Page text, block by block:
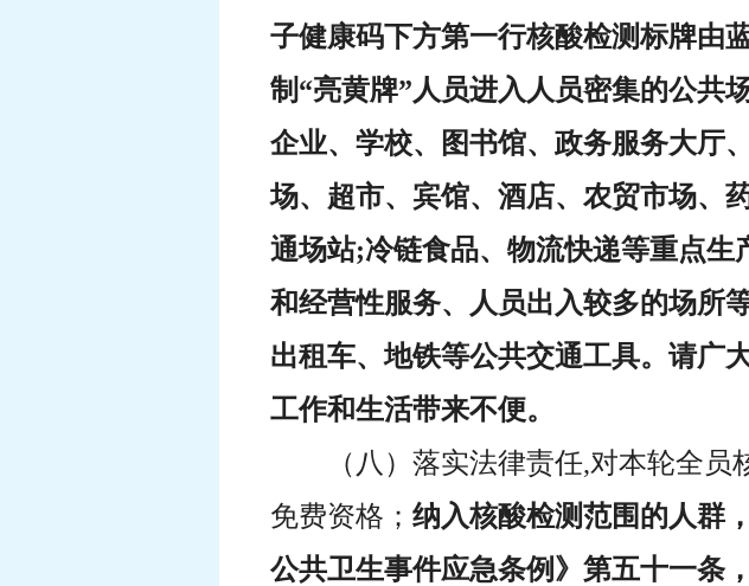
子健康码下方第一行核酸检测标牌由
制“亮黄牌”人员进入人员密集的公共
企业、学校、图书馆、政务服务大厅
场、超市、宾馆、酒店、农贸市场、
通场站;冷链食品、物流快递等重点
和经营性服务、人员出入较多的场所
出租车、地铁等公共交通工具。请广
工作和生活带来不便。
（八）落实法律责任,对本轮全
免费资格； 纳入核酸检测范围的人群
公共卫生事件应急条例》第五十一条